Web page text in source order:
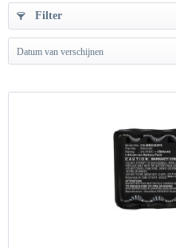
Filter
Datum van verschijnen